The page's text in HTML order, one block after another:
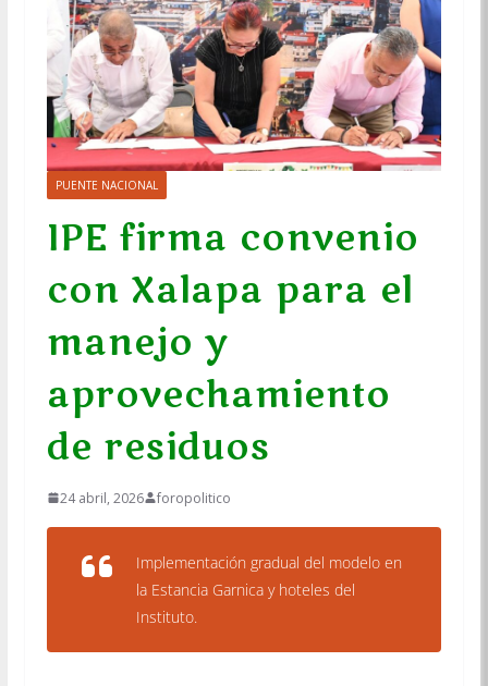
PUENTE NACIONAL
IPE firma convenio
con Xalapa para el
manejo y
aprovechamiento
de residuos
24 abril, 2026 foropolitico
Implementación gradual del modelo en
la Estancia Garnica y hoteles del
Instituto.